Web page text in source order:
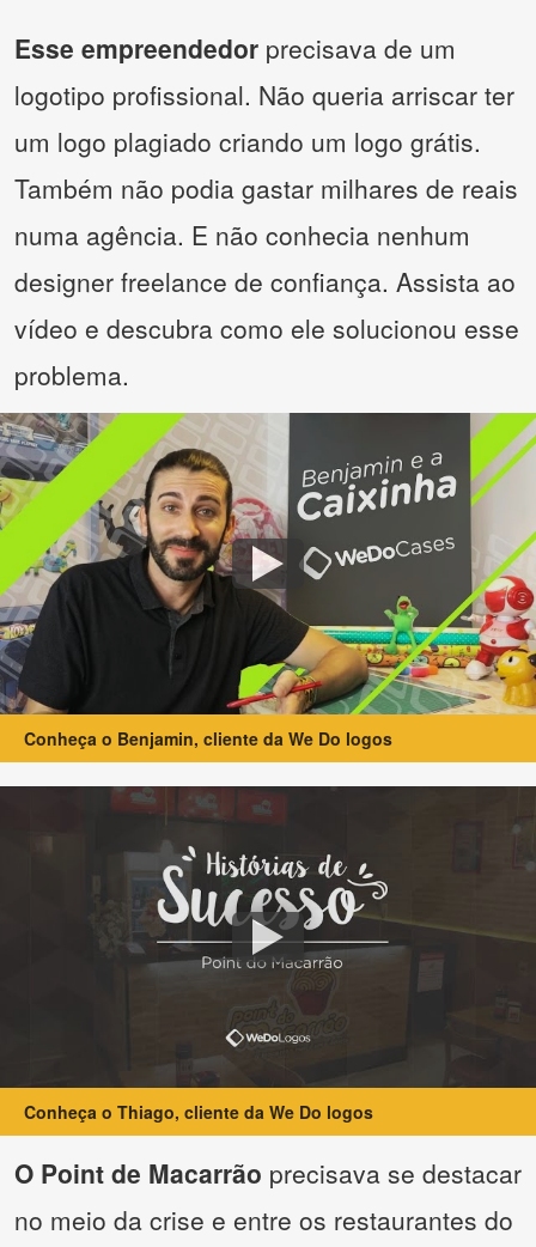
Esse empreendedor precisava de um
logotipo profissional. Não queria arriscar ter
um logo plagiado criando um logo grátis.
Também não podia gastar milhares de reais
numa agência. E não conhecia nenhum
designer freelance de confiança. Assista ao
vídeo e descubra como ele solucionou esse
problema.
Conheça o Benjamin, cliente da We Do logos
Conheça o Thiago, cliente da We Do logos
O Point de Macarrão precisava se destacar
no meio da crise e entre os restaurantes do